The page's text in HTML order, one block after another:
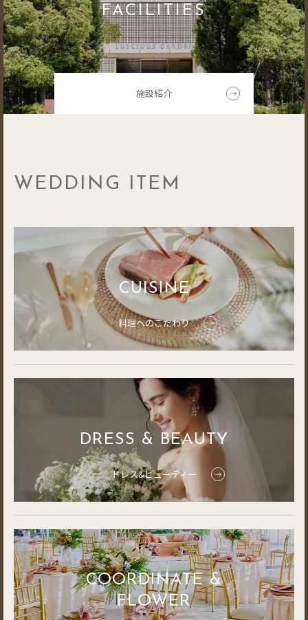
FACILITIES
施設紹介
WEDDING ITEM
CUISINE
料理へのこだわり
DRESS & BEAUTY
ドレス&ビューティー
COORDINATE &
FLOWER